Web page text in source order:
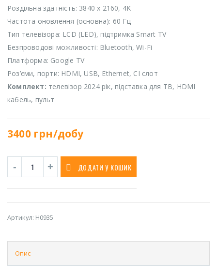
Роздільна здатність: 3840 x 2160, 4K
Частота оновлення (основна): 60 Гц
Тип телевізора: LCD (LED), підтримка Smart TV
Безпроводові можливості: Bluetooth, Wi-Fi
Платформа: Google TV
Роз’єми, порти: HDMI, USB, Ethernet, CI слот
Комплект: телевізор 2024 рік, підставка для ТВ, HDMI
кабель, пульт
3400 грн/добу
ДОДАТИ У КОШИК
Артикул: H0935
Опис